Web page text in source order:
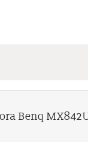
Benq